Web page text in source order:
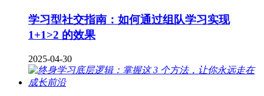
学习型社交指南：如何通过组队学习实现
1+1>2 的效果
2025-04-30